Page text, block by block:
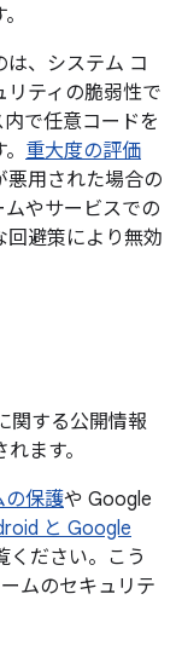
、システム コ
リティの脆弱性で
で任意コードを
重大度の評価
悪用された場合の
やサービスでの
回避策により無効
関する公開情報
ます。
の保護や Google
と Google
ください。こう
ムのセキュリテ